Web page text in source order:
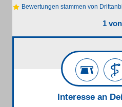
Bewertungen stammen von
1
Interesse an